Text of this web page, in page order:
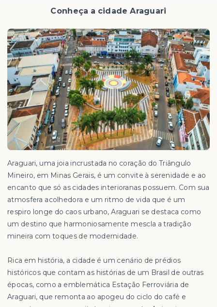
Conheça a cidade Araguari
Araguari, uma joia incrustada no coração do Triângulo
Mineiro, em Minas Gerais, é um convite à serenidade e ao
encanto que só as cidades interioranas possuem. Com sua
atmosfera acolhedora e um ritmo de vida que é um
respiro longe do caos urbano, Araguari se destaca como
um destino que harmoniosamente mescla a tradição
mineira com toques de modernidade.
Rica em história, a cidade é um cenário de prédios
históricos que contam as histórias de um Brasil de outras
épocas, como a emblemática Estação Ferroviária de
Araguari, que remonta ao apogeu do ciclo do café e